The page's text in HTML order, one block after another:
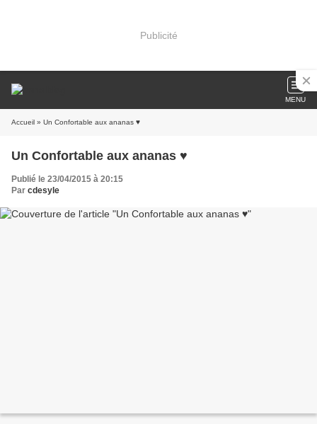
Publicité
MENU
Accueil » Un Confortable aux ananas ♥
Un Confortable aux ananas ♥
Publié le 23/04/2015 à 20:15
Par cdesyle